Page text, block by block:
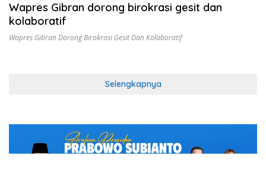
Wapres Gibran dorong birokrasi gesit dan
kolaboratif
Wapres Gibran Dorong Birokrasi Gesit Dan Kolaboratif
Selengkapnya